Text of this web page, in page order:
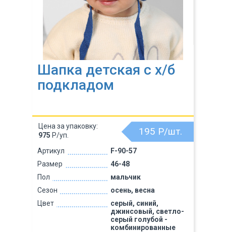
Шапка детская с х/б
подкладом
Артикул
F-90-57
Размер
46-48
Пол
мальчик
Сезон
осень, весна
Цвет
серый, синий,
джинсовый, светло-
серый голубой -
комбинированные
195 Р/шт.
Цена за упаковку:
975 Р/уп.